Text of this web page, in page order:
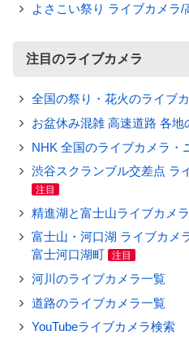
よさこい祭り ライブカメラ/
注目のライブカメラ
全国の祭り・花火のライブ
お盆休み混雑 高速道路 各
NHK 全国のライブカメラ・
渋谷スクランブル交差点 ラ
注目
精進湖と富士山ライブカメ
富士山・河口湖 ライブカメ
富士河口湖町
注目
河川のライブカメラ一覧
道路のライブカメラ一覧
YouTubeライブカメラ検索